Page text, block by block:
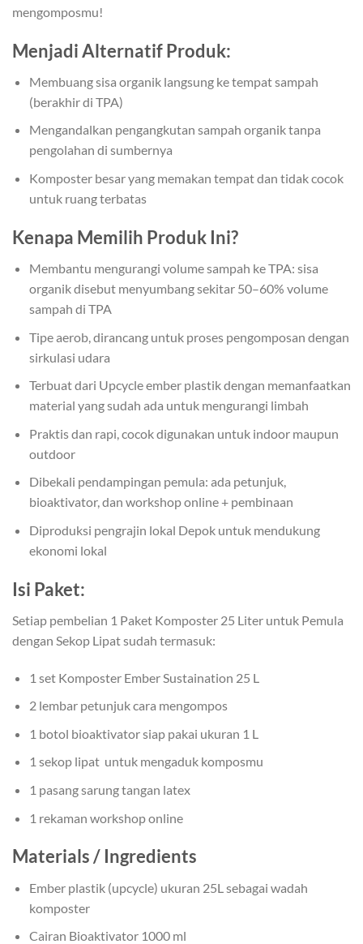
mengomposmu!
Menjadi Alternatif Produk:
Membuang sisa organik langsung ke tempat sampah
(berakhir di TPA)
Mengandalkan pengangkutan sampah organik tanpa
pengolahan di sumbernya
Komposter besar yang memakan tempat dan tidak cocok
untuk ruang terbatas
Kenapa Memilih Produk Ini?
Membantu mengurangi volume sampah ke TPA: sisa
organik disebut menyumbang sekitar 50–60% volume
sampah di TPA
Tipe aerob, dirancang untuk proses pengomposan dengan
sirkulasi udara
Terbuat dari Upcycle ember plastik dengan memanfaatkan
material yang sudah ada untuk mengurangi limbah
Praktis dan rapi, cocok digunakan untuk indoor maupun
outdoor
Dibekali pendampingan pemula: ada petunjuk,
bioaktivator, dan workshop online + pembinaan
Diproduksi pengrajin lokal Depok untuk mendukung
ekonomi lokal
Isi Paket:
Setiap pembelian 1 Paket Komposter 25 Liter untuk Pemula
dengan Sekop Lipat sudah termasuk:
1 set Komposter Ember Sustaination 25 L
2 lembar petunjuk cara mengompos
1 botol bioaktivator siap pakai ukuran 1 L
1 sekop lipat untuk mengaduk komposmu
1 pasang sarung tangan latex
1 rekaman workshop online
Materials / Ingredients
Ember plastik (upcycle) ukuran 25L sebagai wadah
komposter
Cairan Bioaktivator 1000 ml